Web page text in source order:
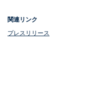
関連リンク
プレスリリース